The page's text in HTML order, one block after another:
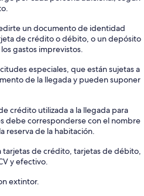
un documento de identidad
de crédito o débito, o un depósito
gastos imprevistos.
especiales, que están sujetas a
de la llegada y pueden suponer
crédito utilizada a la llegada para
debe corresponderse con el nombre
reserva de la habitación.
tarjetas de crédito, tarjetas de débito,
y efectivo.
extintor.